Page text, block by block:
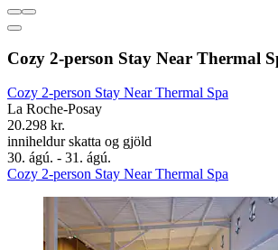
Cozy 2-person Stay Near Thermal
Cozy 2-person Stay Near Thermal Spa
La Roche-Posay
20.298 kr.
inniheldur skatta og gjöld
30. ágú. - 31. ágú.
Cozy 2-person Stay Near Thermal Spa